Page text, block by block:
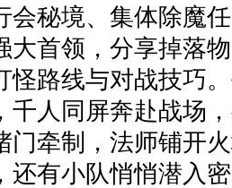
会秘境、集体除魔
大首领，分享掉落
怪路线与对战技巧
千人同屏奔赴战场
门牵制，法师铺开
还有小队悄悄潜入